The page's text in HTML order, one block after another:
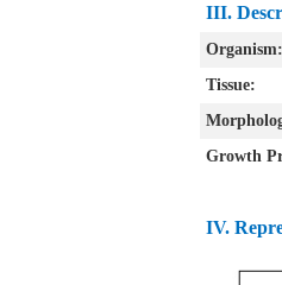
III.
Organism:
Tissue:
Growth
IV.